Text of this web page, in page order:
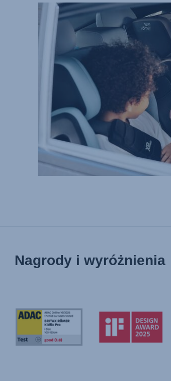
Nagrody i wyróżnienia